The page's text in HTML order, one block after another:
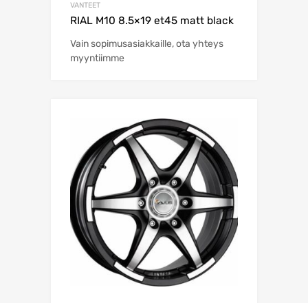
VANTEET
RIAL M10 8.5×19 et45 matt black
Vain sopimusasiakkaille, ota yhteys
myyntiimme